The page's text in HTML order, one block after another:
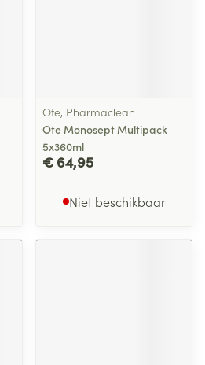
Ote, Pharmaclean
Ote Monosept Multipack
5x360ml
€ 64,95
Niet beschikbaar